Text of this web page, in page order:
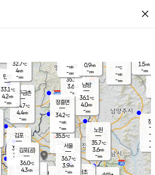
close
양주
35.1℃
3.6
-mm
파주금촌
34.7℃
4.4m/s
-mm
-℃
-m/s
-mm
창
-
-m/
-
탄현
33.1℃
4.2m/s
-mm
1.5m/s
-mm
김포
34.9℃
1.6 m/s
mm
부천
구로
은평
35.5℃
2.8 m/s
- mm
노원
35.7℃
3.6m/s
-mm
서초
남방
36.1℃
4.0m/s
-mm
장흥면
34.2℃
-m/s
-mm
-m/s
-mm
김포(공)
36.0℃
4.3m/s
서울
36.7℃
3.9m/s
-mm
32.7℃
4m/s
-mm
0.9m/s
-mm